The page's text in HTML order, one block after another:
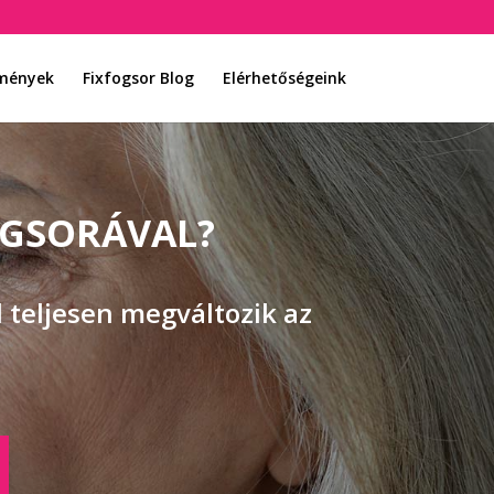
Fixfogsor Blog Elérhetőségeink
teljesen megváltozik az